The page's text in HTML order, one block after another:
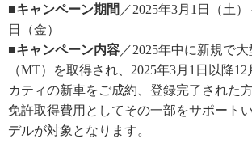
■キャンペーン期間 ／2025年3月1日（土
日（金）
■キャンペーン内容 ／2025年中に新規で
（MT）を取得され、2025年3月1日以降
カティの新車をご成約、登録完了された
免許取得費用としてその一部をサポート
デルが対象となります。